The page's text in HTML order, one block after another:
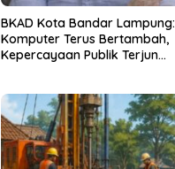
BKAD Kota Bandar Lampung:
Komputer Terus Bertambah,
Kepercayaan Publik Terjun